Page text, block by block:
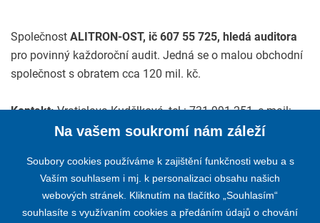
Společnost ALITRON-OST, ič 607 55 725, hledá auditora
pro povinný každoroční audit. Jedná se o malou obchodní
společnost s obratem cca 120 mil. kč.
Kontakt:Vratislava Kudělková, tel.: 731 991 251, e-mail:
kudelkova@alitron-ost.cz
KOMORA AUDITORŮ ČESKÉ REPUBLIKY
Na vašem soukromí nám záleží
Soubory cookies používáme k zajištění funkčnosti webu a s
Vaším souhlasem i mj. k personalizaci obsahu našich
webových stránek. Kliknutím na tlačítko „Souhlasím“
souhlasíte s využívaním cookies a předáním údajů o chování